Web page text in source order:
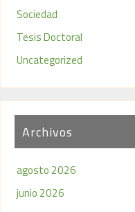
Sociedad
Tesis Doctoral
Uncategorized
Archivos
agosto 2026
junio 2026